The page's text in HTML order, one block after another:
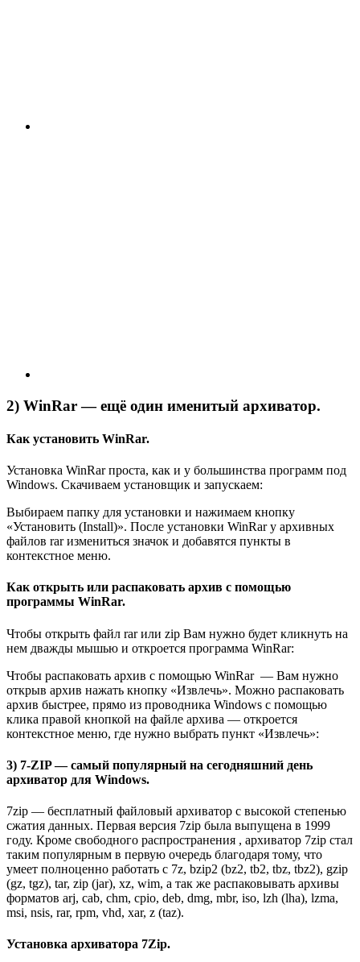
2) WinRar — ещё один именитый архиватор.
Как установить WinRar.
Установка WinRar проста, как и у большинства программ под
Windows. Скачиваем установщик и запускаем:
Выбираем папку для установки и нажимаем кнопку
«Установить (Install)». После установки WinRar у архивных
файлов rar измениться значок и добавятся пункты в
контекстное меню.
Как открыть или распаковать архив с помощью
программы WinRar.
Чтобы открыть файл rar или zip Вам нужно будет кликнуть на
нем дважды мышью и откроется программа WinRar:
Чтобы распаковать архив с помощью WinRar — Вам нужно
открыв архив нажать кнопку «Извлечь». Можно распаковать
архив быстрее, прямо из проводника Windows с помощью
клика правой кнопкой на файле архива — откроется
контекстное меню, где нужно выбрать пункт «Извлечь»:
3) 7-ZIP — самый популярный на сегодняшний день
архиватор для Windows.
7zip — бесплатный файловый архиватор с высокой степенью
сжатия данных. Первая версия 7zip была выпущена в 1999
году. Кроме свободного распространения , архиватор 7zip стал
таким популярным в первую очередь благодаря тому, что
умеет полноценно работать с 7z, bzip2 (bz2, tb2, tbz, tbz2), gzip
(gz, tgz), tar, zip (jar), xz, wim, а так же распаковывать архивы
форматов arj, cab, chm, cpio, deb, dmg, mbr, iso, lzh (lha), lzma,
msi, nsis, rar, rpm, vhd, xar, z (taz).
Установка архиватора 7Zip.